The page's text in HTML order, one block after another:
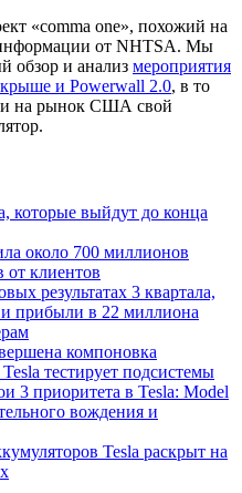
«comma one», похожий на
информации от NHTSA. Мы
обзор и анализ мероприятия
и Powerwall 2.0, в то
на рынок США свой
которые выйдут до конца
около 700 миллионов
от клиентов
результатах 3 квартала,
прибыли в 22 миллиона
компоновка
тестирует подсистемы
3 приоритета в Tesla: Model
вождения и
Tesla раскрыт на